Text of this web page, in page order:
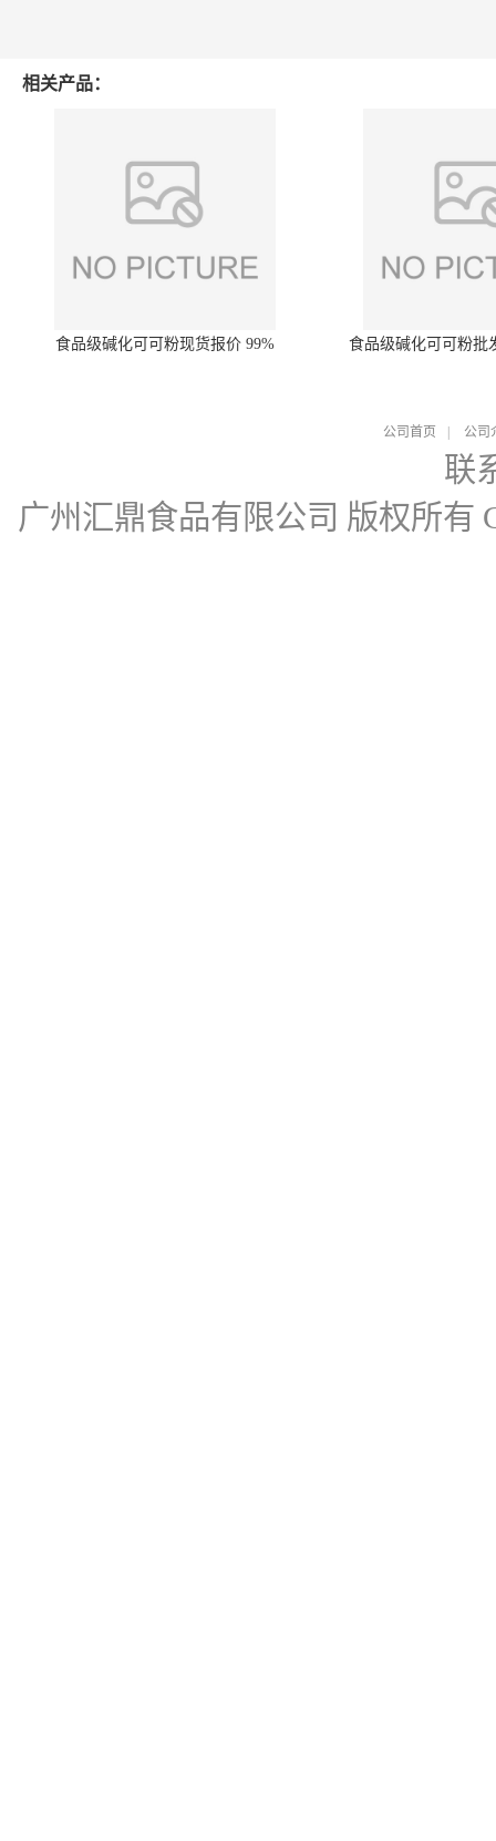
相关产品：
食品级碱化可可粉现货报价 99% 食品级碱化可可粉批
公司首页 公司
联
广州汇鼎食品有限公司 版权所有